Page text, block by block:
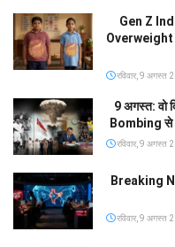
Gen Z
Overweight
रविवार, 9 अगस्त
9 अगस्त: वो
Bombing
रविवार, 9 अगस्त
Breaking
रविवार, 9 अगस्त